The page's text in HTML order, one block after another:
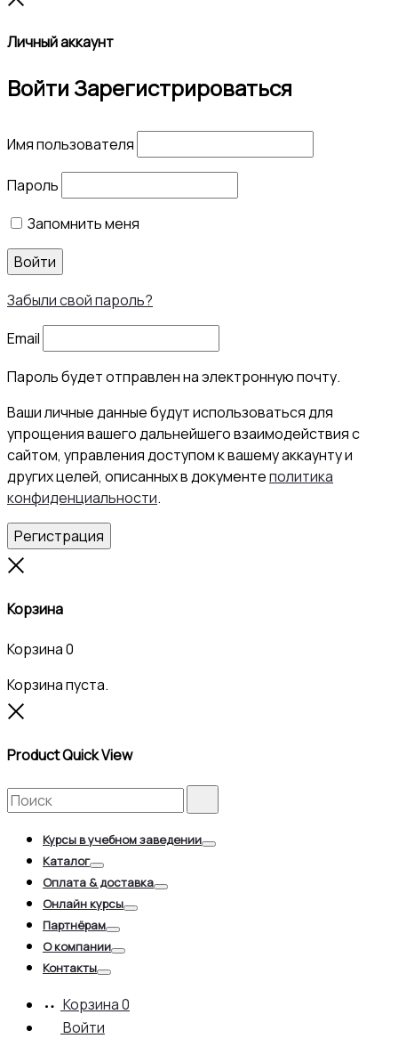
Личный аккаунт
ВойтиЗарегистрироваться
Имя пользователя
Пароль
Запомнить меня
Войти
Забыли свой пароль?
Email
Пароль будет отправлен на электронную почту.
Ваши личные данные будут использоваться для
упрощения вашего дальнейшего взаимодействия с
сайтом, управления доступом к вашему аккаунту и
других целей, описанных в документеполитика
конфиденциальности.
Регистрация
Корзина
Корзина0
Корзина пуста.
Product Quick View
Search
for:
Курсы в учебном заведении
Каталог
Toggle
Оплата & доставка
Онлайн курсы
Партнёрам
О компании
Контакты
Корзина0
Войти